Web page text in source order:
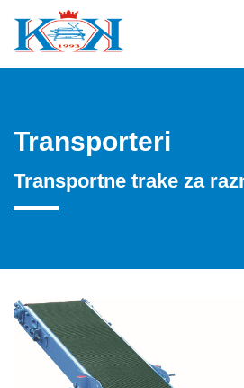
Transporteri
Transportne trake za